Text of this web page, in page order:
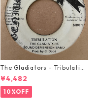
The Gladiators - Tribulation
【7-21365】
¥4,482
10%OFF